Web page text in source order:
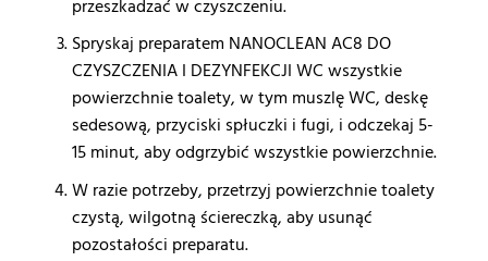
przeszkadzać w czyszczeniu.
Spryskaj preparatem NANOCLEAN AC8 DO
CZYSZCZENIA I DEZYNFEKCJI WC wszystkie
powierzchnie toalety, w tym muszlę WC, deskę
sedesową, przyciski spłuczki i fugi, i odczekaj 5-
15 minut, aby odgrzybić wszystkie powierzchnie.
W razie potrzeby, przetrzyj powierzchnie toalety
czystą, wilgotną ściereczką, aby usunąć
pozostałości preparatu.